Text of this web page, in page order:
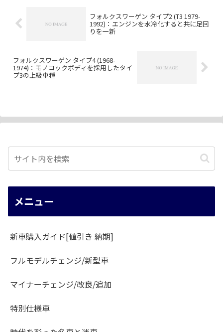
フォルクスワーゲン タイプ2 (T3 1979-
1992)：エンジンを水冷化すると共に足回
りを一新
フォルクスワーゲン タイプ4 (1968-
1974)：モノコックボディを採用したタイ
プ3の上級車種
メニュー
新車購入ガイド[値引き 納期]
フルモデルチェンジ/新型車
マイナーチェンジ/改良/追加
特別仕様車